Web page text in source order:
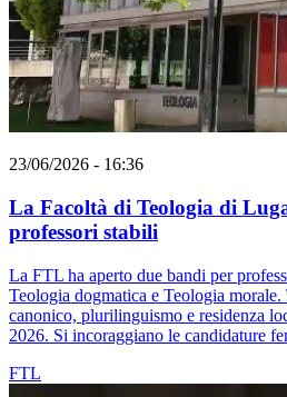
23/06/2026 - 16:36
La Facoltà di Teologia di
professori stabili
La FTL ha aperto due bandi per
Teologia dogmatica e Teologia
canonico, plurilinguismo e residenza
2026. Si incoraggiano le candidature
FTL